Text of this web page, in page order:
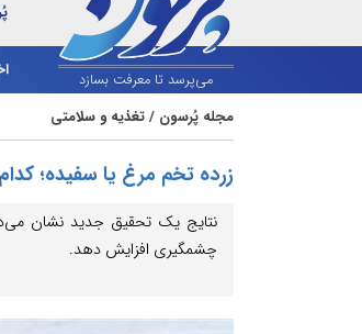
می‌پرسد تا معرفت بسازد
مجله پُرسون /تغذیه و سلامتی
زرده تخم مرغ یا سفیده؛
نتایج یک تحقیق جدید نشان
چشمگیری افزایش دهد.